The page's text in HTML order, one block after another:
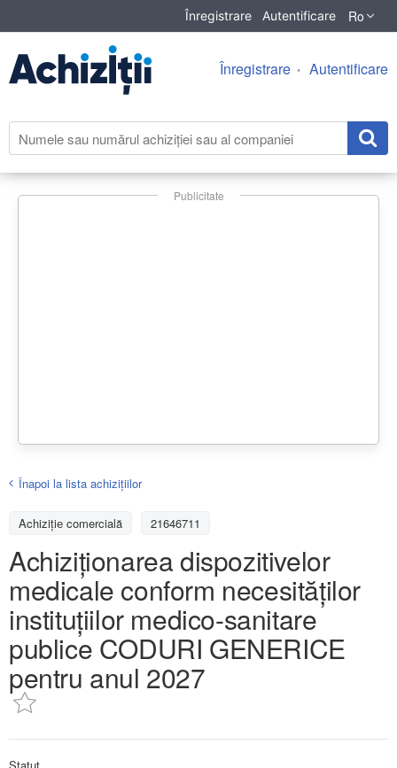
Înregistrare Autentificare Ro
Înregistrare Autentificare
Publicitate
Înapoi la lista achiziţiilor
Achizițiе comercială 21646711
Achiziționarea dispozitivelor
medicale conform necesităților
instituțiilor medico-sanitare
publice CODURI GENERICE
pentru anul 2027
Statut